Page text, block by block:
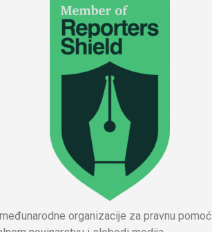
organizacije za pravnu pomoć